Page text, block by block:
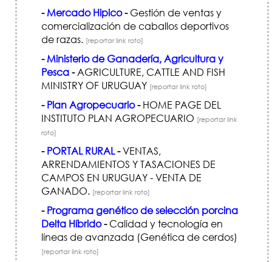
- Mercado Hipico-Gestión de ventas y
comercialización de caballos deportivos
de razas. [reportar link roto]
- Ministerio de Ganadería, Agricultura y
Pesca-AGRICULTURE, CATTLE AND FISH
MINISTRY OF URUGUAY [reportar link roto]
- Plan Agropecuario-HOME PAGE DEL
INSTITUTO PLAN AGROPECUARIO [reportar link
roto]
- PORTAL RURAL-VENTAS,
ARRENDAMIENTOS Y TASACIONES DE
CAMPOS EN URUGUAY - VENTA DE
GANADO. [reportar link roto]
- Programa genético de selección porcina
Delta Híbrido-Calidad y tecnología en
líneas de avanzada (Genética de cerdos)
[reportar link roto]